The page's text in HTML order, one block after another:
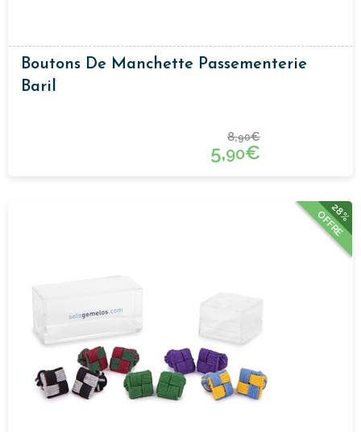
Boutons De Manchette Passementerie
Baril
8,90€
5,90€
28%
OFFRE